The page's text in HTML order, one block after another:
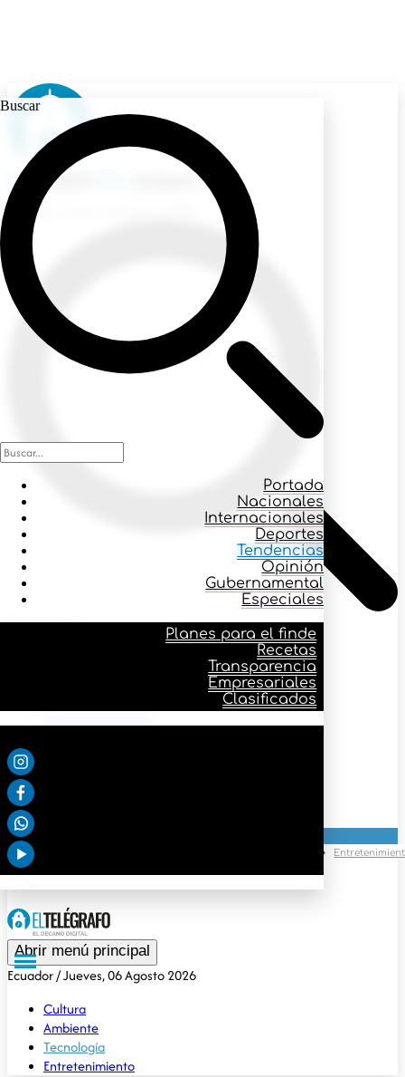
Ecuador
Icono buscar
Transparencia
Empresariales
Abrir menú principal
Ecuador/ Jueves, 06 Agosto 2026
Cultura
Ambiente
Tecnología
Entretenimiento
Buscar
Portada
Nacionales
Internacionales
Deportes
Tendencias
Opinión
Gubernamental
Especiales
Planes para el finde
Recetas
Transparencia
Empresariales
Clasificados